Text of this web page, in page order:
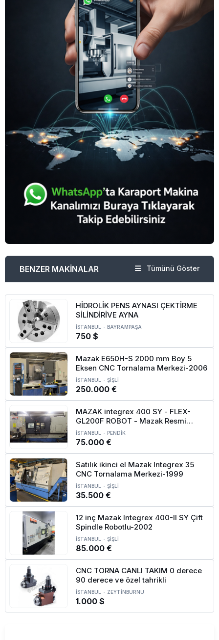
BENZER MAKİNALAR Tümünü Göster
HİDROLİK PENS AYNASI ÇEKTİRME
SİLİNDİRİVE AYNA
İSTANBUL - BAYRAMPAŞA
750 $
Mazak E650H-S 2000 mm Boy 5
Eksen CNC Tornalama Merkezi-2006
İSTANBUL - ŞİŞLİ
250.000 €
MAZAK integrex 400 SY - FLEX-
GL200F ROBOT - Mazak Resmi
Kayıtlı
İSTANBUL - PENDİK
75.000 €
Satılık ikinci el Mazak Integrex 35
CNC Tornalama Merkezi-1999
İSTANBUL - ŞİŞLİ
35.500 €
12 inç Mazak Integrex 400-II SY Çift
Spindle Robotlu-2002
İSTANBUL - ŞİŞLİ
85.000 €
CNC TORNA CANLI TAKIM 0 derece
90 derece ve özel tahrikli
İSTANBUL - ZEYTİNBURNU
1.000 $